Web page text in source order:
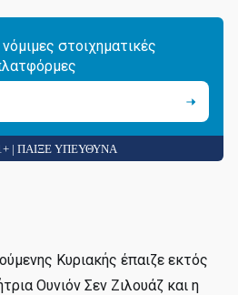
στοιχηματικές
| ΠΑΙΞΕ ΥΠΕΥΘΥΝΑ
Κυριακής έπαιζε εκτός
Ουνιόν Σεν Ζιλουάζ και η